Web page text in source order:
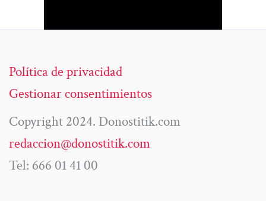
Política de privacidad
Gestionar consentimientos
Copyright 2024. Donostitik.com
redaccion@donostitik.com
Tel: 666 01 41 00